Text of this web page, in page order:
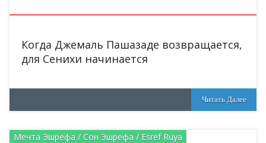
Когда Джемаль Пашазаде возвращается,
для Сенихи начинается
Читать Далее
Мечта Эшрефа / Сон Эшрефа / Esref Ruya